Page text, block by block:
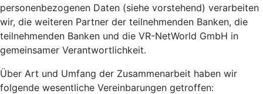
personenbezogenen Daten (siehe vorstehend) verarbeiten
wir, die weiteren Partner der teilnehmenden Banken, die
teilnehmenden Banken und die VR-NetWorld GmbH in
gemeinsamer Verantwortlichkeit.
Über Art und Umfang der Zusammenarbeit haben wir
folgende wesentliche Vereinbarungen getroffen: